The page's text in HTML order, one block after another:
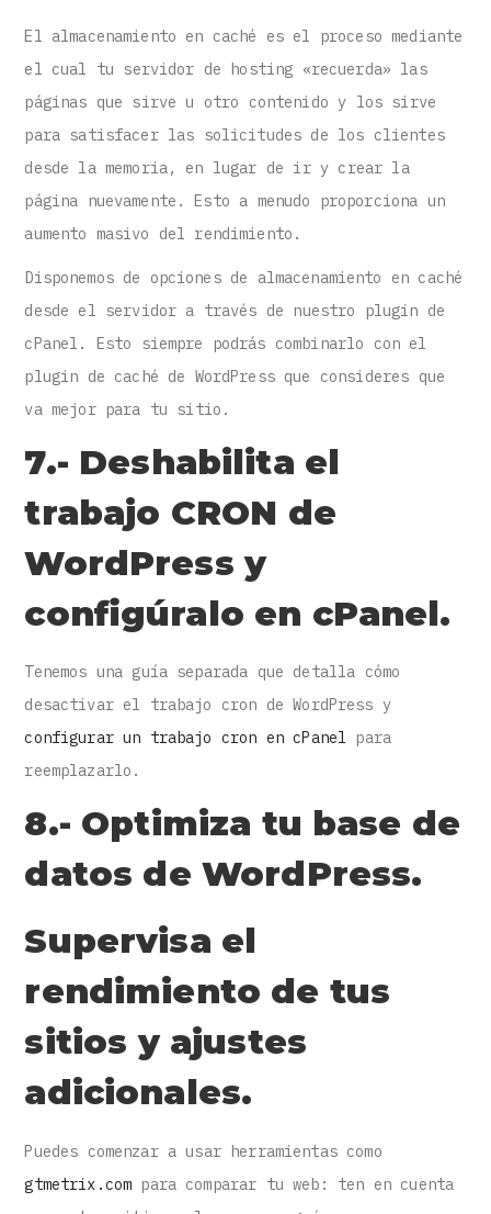
El almacenamiento en caché es el proceso mediante
el cual tu servidor de hosting «recuerda» las
páginas que sirve u otro contenido y los sirve
para satisfacer las solicitudes de los clientes
desde la memoria, en lugar de ir y crear la
página nuevamente. Esto a menudo proporciona un
aumento masivo del rendimiento.
Disponemos de opciones de almacenamiento en caché
desde el servidor a través de nuestro plugin de
cPanel. Esto siempre podrás combinarlo con el
plugin de caché de WordPress que consideres que
va mejor para tu sitio.
7.- Deshabilita el
trabajo CRON de
WordPress y
configúralo en cPanel.
Tenemos una guía separada que detalla cómo
desactivar el trabajo cron de WordPress y
configurar un trabajo cron en cPanel para
reemplazarlo.
8.- Optimiza tu base de
datos de WordPress.
Supervisa el
rendimiento de tus
sitios y ajustes
adicionales.
Puedes comenzar a usar herramientas como
gtmetrix.com para comparar tu web: ten en cuenta